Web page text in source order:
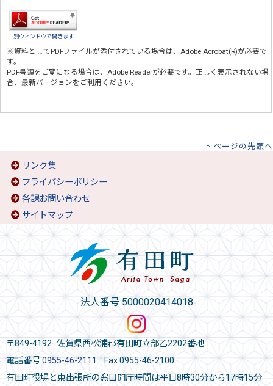
別ウィンドウで開きます
※資料としてPDFファイルが添付されている場合は、 Adobe Acrobat(R)が必要で
す。
PDF書類をご覧になる場合は、 Adobe Readerが必要です。正しく表示されない場
合、最新バージョンをご利用ください。
ページの先頭へ
リンク集
プライバシーポリシー
各課お問い合わせ
サイトマップ
法人番号 5000020414018
〒849-4192 佐賀県西松浦郡有田町立部乙2202番地
電話番号:0955-46-2111 Fax:0955-46-2100
有田町役場と東出張所の窓口開庁時間は平日8時30分から17時15分